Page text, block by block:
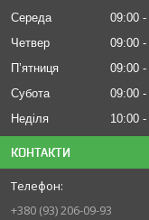
Середа
09:00
Четвер
09:00
Пʼятниця
09:00
Субота
09:00
Неділя
10:00
КОНТАКТИ
+380 (93) 206-09-93